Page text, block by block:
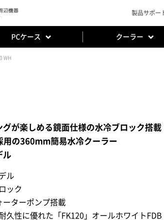
製品サポー
PCケース クーラー
WH
が楽しめる鏡面仕様の水冷ブロック搭載
用の360mm簡易水冷クーラー
ル
ル
ック
ーターポンプ搭載
久性に優れた「FK120」オールホワイト